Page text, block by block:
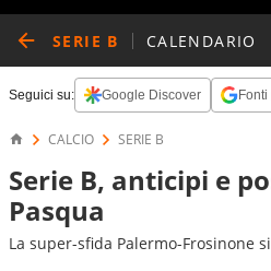
SERIE B CALENDARIO
Seguici su: Google Discover
CALCIO SERIE B
Serie B, anticipi e
Pasqua
La super-sfida Palermo-Frosinone